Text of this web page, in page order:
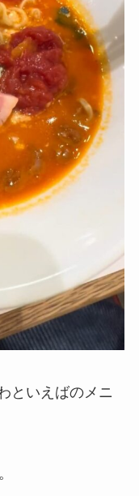
といえばのメニ